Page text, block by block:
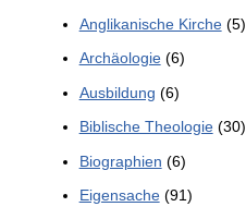
Anglikanische Kirche(5)
Archäologie(6)
Ausbildung (6)
Biblische Theologie(30)
Biographien (6)
Eigensache(91)